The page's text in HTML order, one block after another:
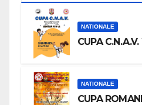
NATIONALE
CUPA
NATIONALE
CUPA